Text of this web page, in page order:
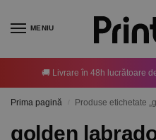
MENIU
🚚 Livrare în 48h lucrătoare
Prima pagină / Produse etichetate
golden